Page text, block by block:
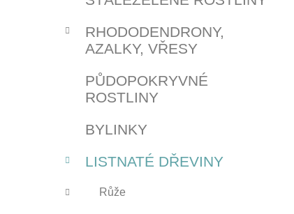
p
n
e
RHODODENDRONY,
AZALKY, VŘESY
PŮDOPOKRYVNÉ
ROSTLINY
BYLINKY
LISTNATÉ DŘEVINY
Růže